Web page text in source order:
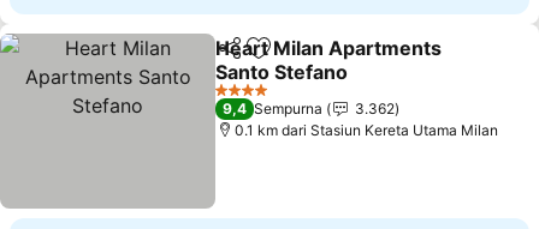
BagikanTambahkan ke favorit
Heart Milan Apartments
Santo Stefano
Lihat harga
4 Bintang
9,4 Sempurna
3.362
0.1 km dari Stasiun Kereta Utama Milan